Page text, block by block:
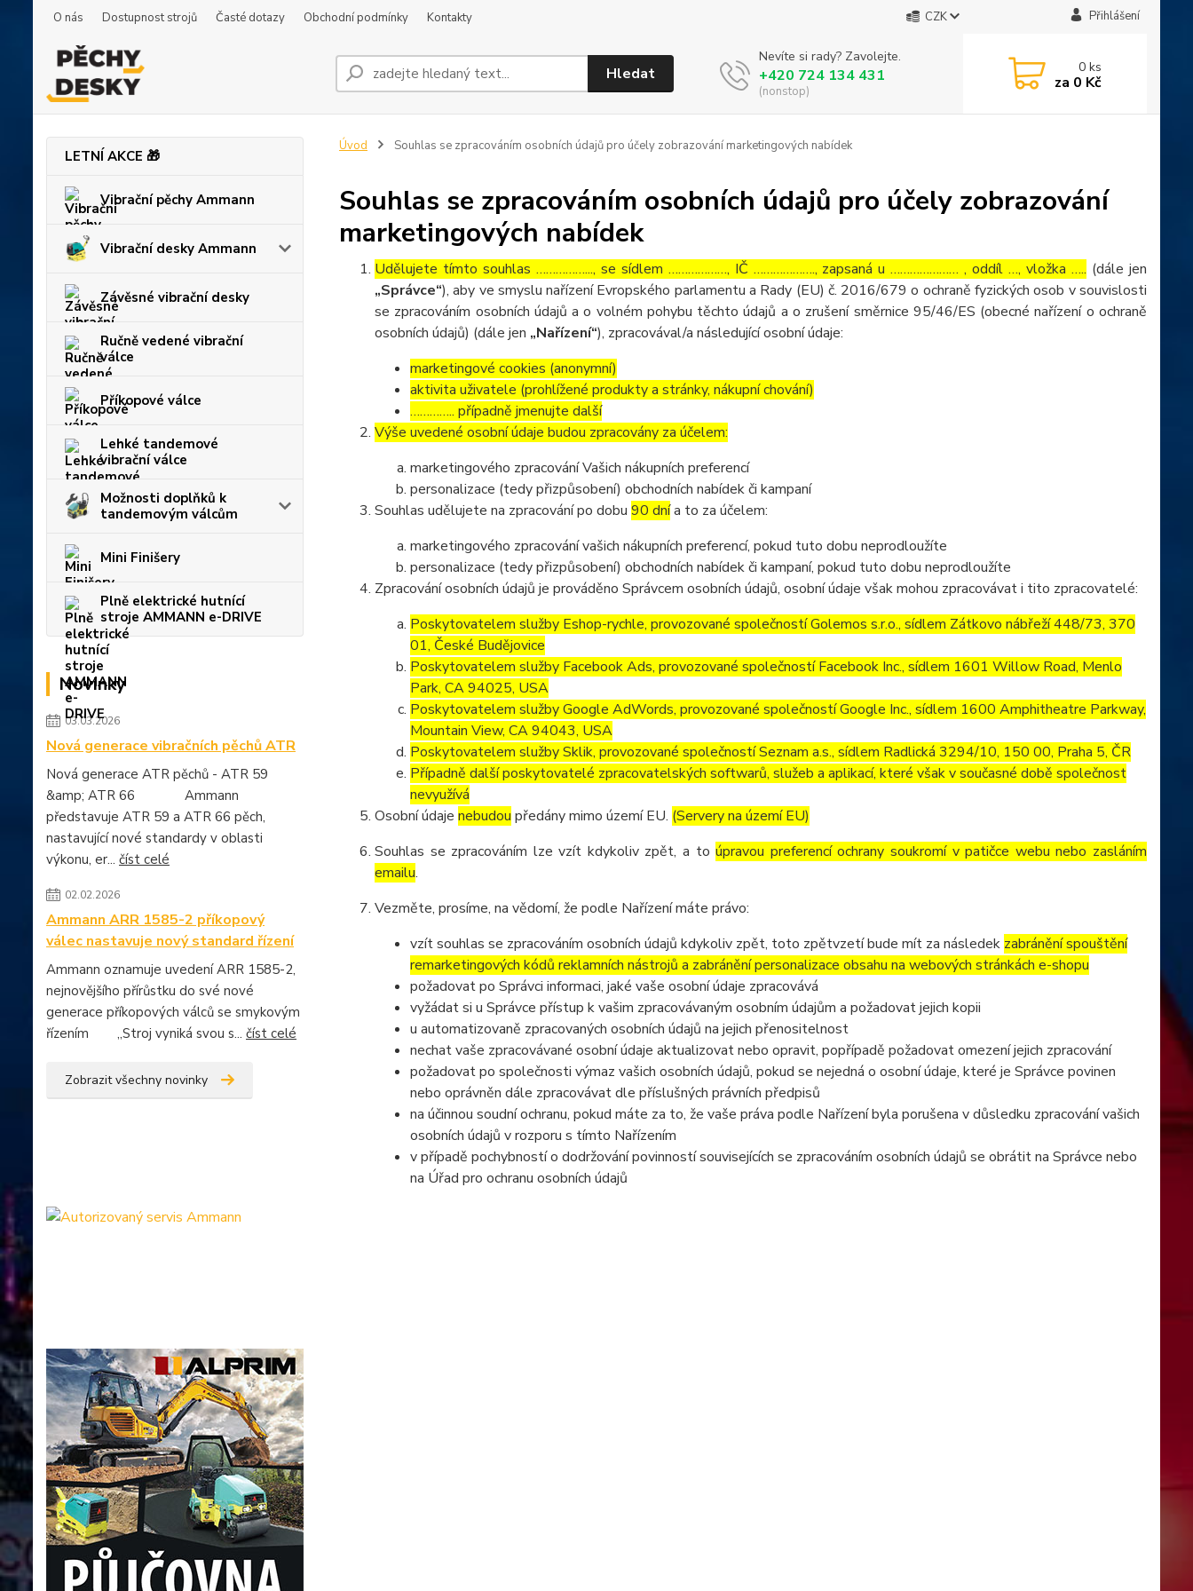
O nás Dostupnost strojů Časté dotazy Obchodní podmínky Kontakty CZK Přihlášení
Hledat
Nevíte si rady? Zavolejte.
+420 724 134 431
(nonstop)
0ks
za 0 Kč
LETNÍ AKCE 🎁
Vibrační pěchy Ammann
Vibrační desky Ammann
Závěsné vibrační desky
Ručně vedené vibrační
válce
Příkopové válce
Lehké tandemové
vibrační válce
Možnosti doplňků k
tandemovým válcům
Mini Finišery
Plně elektrické hutnící
stroje AMMANN e-DRIVE
Novinky
03.03.2026
Nová generace vibračních pěchů ATR
Nová generace ATR pěchů - ATR 59
&amp; ATR 66 Ammann
představuje ATR 59 a ATR 66 pěch,
nastavující nové standardy v oblasti
výkonu, er... číst celé
02.02.2026
Ammann ARR 1585-2 příkopový
válec nastavuje nový standard řízení
Ammann oznamuje uvedení ARR 1585-2,
nejnovějšího přírůstku do své nové
generace příkopových válců se smykovým
řízením „Stroj vyniká svou s... číst celé
Zobrazit všechny novinky
Úvod Souhlas se zpracováním osobních údajů pro účely zobrazování marketingových nabídek
Souhlas se zpracováním osobních údajů pro účely zobrazování
marketingových nabídek
Udělujete tímto souhlas ……………..., se sídlem ………………, IČ ………………., zapsaná u ………………… , oddíl …, vložka ….. (dále jen
„Správce“), aby ve smyslu nařízení Evropského parlamentu a Rady (EU) č. 2016/679 o ochraně fyzických osob v souvislosti
se zpracováním osobních údajů a o volném pohybu těchto údajů a o zrušení směrnice 95/46/ES (obecné nařízení o ochraně
osobních údajů) (dále jen „Nařízení“), zpracovával/a následující osobní údaje:
marketingové cookies (anonymní)
aktivita uživatele (prohlížené produkty a stránky, nákupní chování)
………….. případně jmenujte další
Výše uvedené osobní údaje budou zpracovány za účelem:
marketingového zpracování Vašich nákupních preferencí
personalizace (tedy přizpůsobení) obchodních nabídek či kampaní
Souhlas udělujete na zpracování po dobu 90 dnía to za účelem:
marketingového zpracování vašich nákupních preferencí, pokud tuto dobu neprodloužíte
personalizace (tedy přizpůsobení) obchodních nabídek či kampaní, pokud tuto dobu neprodloužíte
Zpracování osobních údajů je prováděno Správcem osobních údajů, osobní údaje však mohou zpracovávat i tito zpracovatelé:
Poskytovatelem služby Eshop-rychle, provozované společností Golemos s.r.o., sídlem Zátkovo nábřeží 448/73, 370
01, České Budějovice
Poskytovatelem služby Facebook Ads, provozované společností Facebook Inc., sídlem 1601 Willow Road, Menlo
Park, CA 94025, USA
Poskytovatelem služby Google AdWords, provozované společností Google Inc., sídlem 1600 Amphitheatre Parkway,
Mountain View, CA 94043, USA
Poskytovatelem služby Sklik, provozované společností Seznam a.s., sídlem Radlická 3294/10, 150 00, Praha 5, ČR
Případně další poskytovatelé zpracovatelských softwarů, služeb a aplikací, které však v současné době společnost
nevyužívá
Osobní údaje nebudou předány mimo území EU. (Servery na území EU)
Souhlas se zpracováním lze vzít kdykoliv zpět, a toúpravou preferencí ochrany soukromí v patičce webu nebo zasláním
emailu.
Vezměte, prosíme, na vědomí, že podle Nařízení máte právo:
vzít souhlas se zpracováním osobních údajů kdykoliv zpět, toto zpětvzetí bude mít za následek zabránění spouštění
remarketingových kódů reklamních nástrojů a zabránění personalizace obsahu na webových stránkách e-shopu
požadovat po Správci informaci, jaké vaše osobní údaje zpracovává
vyžádat si u Správce přístup k vašim zpracovávaným osobním údajům a požadovat jejich kopii
u automatizovaně zpracovaných osobních údajů na jejich přenositelnost
nechat vaše zpracovávané osobní údaje aktualizovat nebo opravit, popřípadě požadovat omezení jejich zpracování
požadovat po společnosti výmaz vašich osobních údajů, pokud se nejedná o osobní údaje, které je Správce povinen
nebo oprávněn dále zpracovávat dle příslušných právních předpisů
na účinnou soudní ochranu, pokud máte za to, že vaše práva podle Nařízení byla porušena v důsledku zpracování vašich
osobních údajů v rozporu s tímto Nařízením
v případě pochybností o dodržování povinností souvisejících se zpracováním osobních údajů se obrátit na Správce nebo
na Úřad pro ochranu osobních údajů